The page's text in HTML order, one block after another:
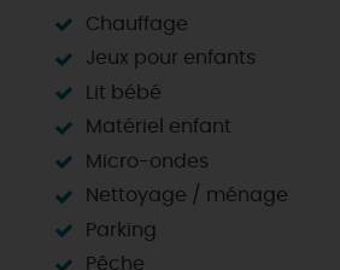
Chauffage
Jeux pour enfants
Lit bébé
Matériel enfant
Micro-ondes
Nettoyage / ménage
Parking
Pêche